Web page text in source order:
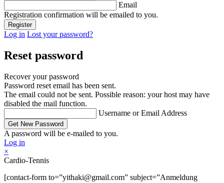
Email
Registration confirmation will be emailed to you.
Log in Lost your password?
Reset password
Recover your password
Password reset email has been sent.
The email could not be sent. Possible reason: your host may have
disabled the mail function.
Username or Email Address
A password will be e-mailed to you.
Log in
×
Cardio-Tennis
[contact-form to=”yithaki@gmail.com” subject=”Anmeldung